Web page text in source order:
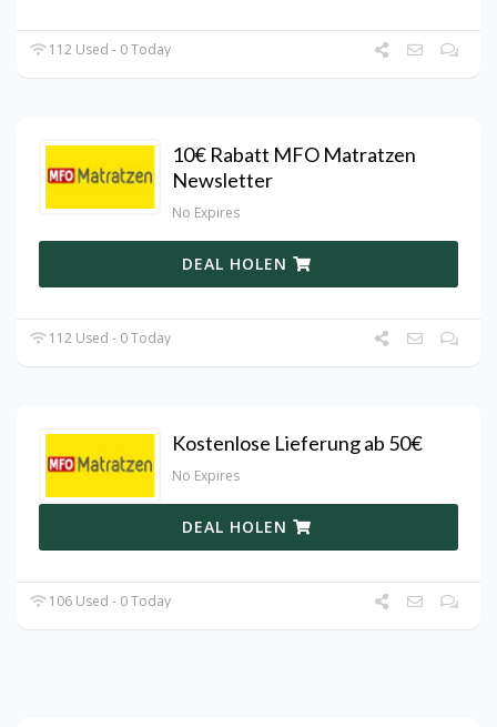
112 Used - 0 Today
10€ Rabatt MFO Matratzen
Newsletter
No Expires
DEAL HOLEN
112 Used - 0 Today
Kostenlose Lieferung ab 50€
No Expires
DEAL HOLEN
106 Used - 0 Today